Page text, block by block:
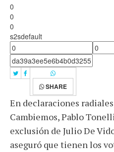
0
0
0
s2sdefault
SHARE
En declaraciones
Cambiemos, Pablo
exclusión de Julio De
aseguró que tienen los